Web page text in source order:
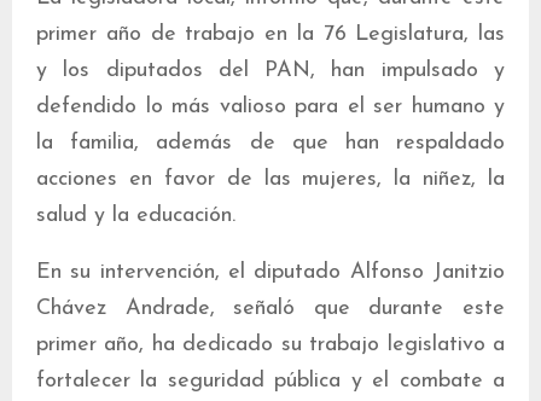
primer año de trabajo en la 76 Legislatura, las
y los diputados del PAN, han impulsado y
defendido lo más valioso para el ser humano y
la familia, además de que han respaldado
acciones en favor de las mujeres, la niñez, la
salud y la educación.
En su intervención, el diputado Alfonso Janitzio
Chávez Andrade, señaló que durante este
primer año, ha dedicado su trabajo legislativo a
fortalecer la seguridad pública y el combate a